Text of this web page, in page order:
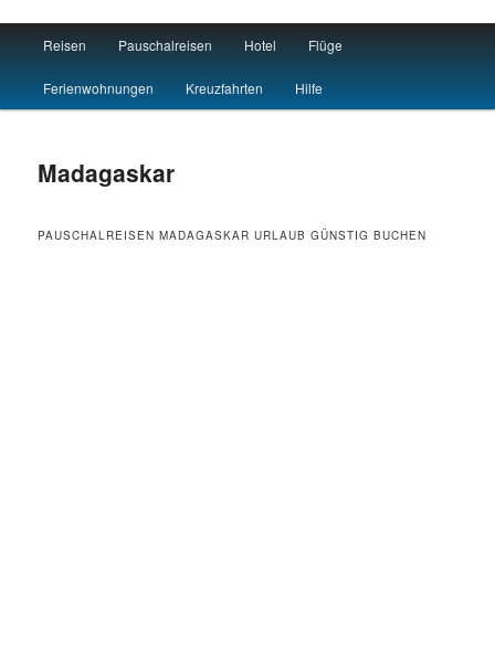
Travel : De
Skip to primary content
Skip to secondary content
Reisen Pauschalreisen Hotel Flüge
Ferienwohnungen Kreuzfahrten Hilfe
Madagaskar
PAUSCHALREISEN MADAGASKAR URLAUB GÜNSTIG BUCHEN